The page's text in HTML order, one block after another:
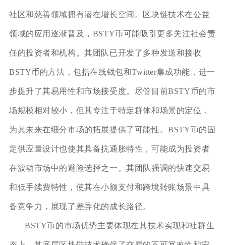
社区和慈善领域拥有潜在增长空间。区块链技术在公益
领域的应用逐渐普及，BSTY币可能吸引更多关注社会责
任的投资者和机构。其团队已开发了多种发送和接收
BSTY币的方法，包括在线钱包和Twitter集成功能，进一
步提升了其易用性和市场接受度。尽管目前BSTY币的市
场规模相对较小，但其专注于特定群体和场景的定位，
为其未来在细分市场的拓展提供了可能性。BSTY币的固
定供应量设计也使其具备抗通胀特性，可能成为投资者
在波动市场中的避险选择之一。其团队强调的快速交易
和低手续费特性，使其在小额支付和跨境转账场景中具
备竞争力，展现了差异化的成长路径。
BSTY币的市场优势主要体现在其技术实现和社群生